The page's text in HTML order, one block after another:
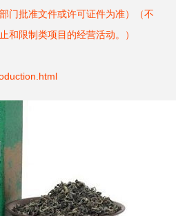
门批准文件或许可证件为准）（不
和限制类项目的经营活动。）